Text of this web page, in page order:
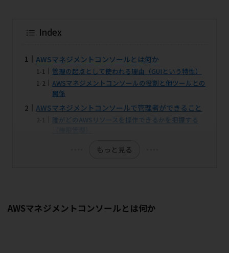
Index
AWSマネジメントコンソールとは何か
管理の起点として使われる理由（GUIという特性）
AWSマネジメントコンソールの役割と他ツールとの
関係
AWSマネジメントコンソールで管理者ができること
誰がどのAWSリソースを操作できるかを把握する
もっと見る
AWSマネジメントコンソールとは何か